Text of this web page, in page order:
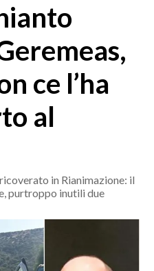
ce l’ha
al
in Rianimazione: il
purtroppo inutili due